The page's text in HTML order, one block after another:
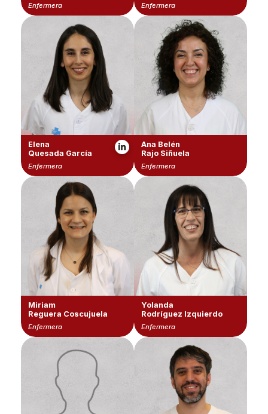
Enfermera Enfermera
Elena
Quesada García
Enfermera
Ana Belén
Rajo Siñuela
Enfermera
Miriam
Reguera Coscujuela
Enfermera
Yolanda
Rodríguez Izquierdo
Enfermera